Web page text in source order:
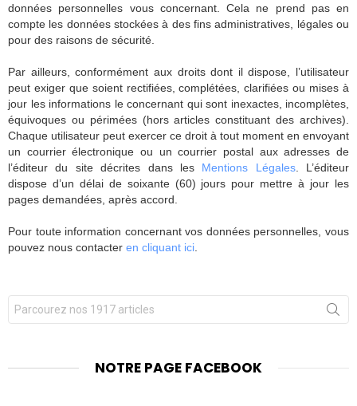
données personnelles vous concernant. Cela ne prend pas en
compte les données stockées à des fins administratives, légales ou
pour des raisons de sécurité.
Par ailleurs, conformément aux droits dont il dispose, l’utilisateur
peut exiger que soient rectifiées, complétées, clarifiées ou mises à
jour les informations le concernant qui sont inexactes, incomplètes,
équivoques ou périmées (hors articles constituant des archives).
Chaque utilisateur peut exercer ce droit à tout moment en envoyant
un courrier électronique ou un courrier postal aux adresses de
l’éditeur du site décrites dans les Mentions Légales. L’éditeur
dispose d’un délai de soixante (60) jours pour mettre à jour les
pages demandées, après accord.
Pour toute information concernant vos données personnelles, vous
pouvez nous contacter en cliquant ici
Chercher
pour
:
NOTRE PAGE FACEBOOK